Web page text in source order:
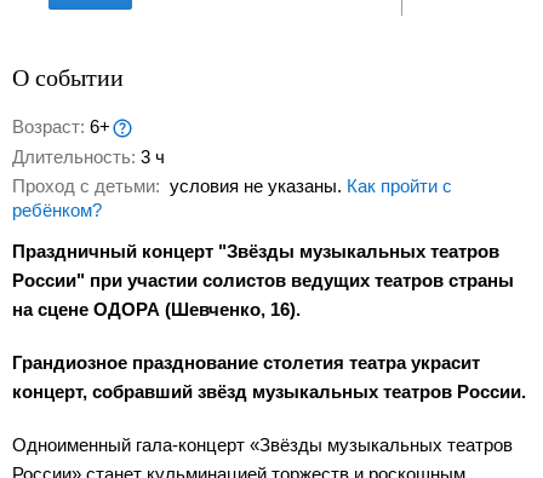
О событии
Возраст: 6+
Длительность: 3 ч
Проход с детьми: условия не указаны. Как пройти с
ребёнком?
Праздничный концерт "Звёзды музыкальных театров
России" при участии солистов ведущих театров страны
на сцене ОДОРА (Шевченко, 16).
Грандиозное празднование столетия театра украсит
концерт, собравший звёзд музыкальных театров России.
Одноименный гала-концерт «Звёзды музыкальных театров
России» станет кульминацией торжеств и роскошным